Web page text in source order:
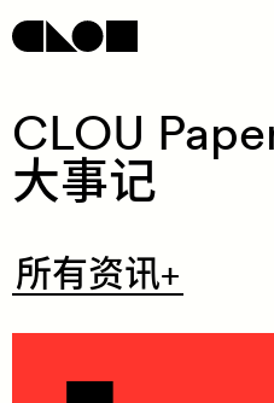
网页导航
CLOU
大​​事​​记​
​所有资讯+
所有资讯+